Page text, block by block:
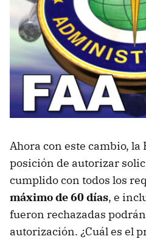
Ahora con este cambio, la
posición de autorizar
cumplido con todos los
máximo de 60 días, e
fueron rechazadas
autorización. ¿Cuál es el